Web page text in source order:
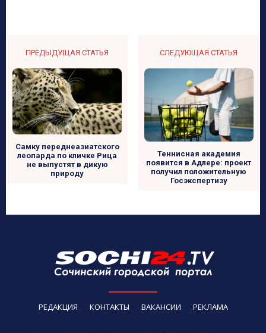
ПРЕДЫДУЩАЯ СТАТЬЯ
Самку переднеазиатского
леопарда по кличке Рица
не выпустят в дикую
природу
СЛЕДУЮЩАЯ СТАТЬЯ
Теннисная академия
появится в Адлере: проект
получил положительную
Госэкспертизу
РЕДАКЦИЯ КОНТАКТЫ ВАКАНСИИ РЕКЛАМА